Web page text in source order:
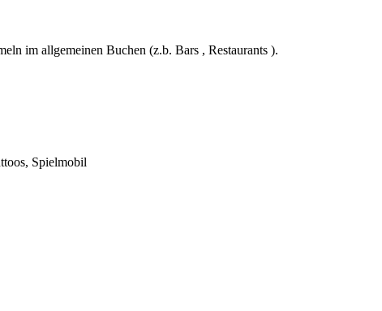
im allgemeinen Buchen (z.b. Bars , Restaurants ).
Spielmobil